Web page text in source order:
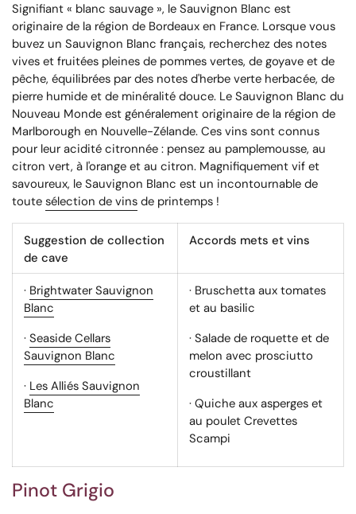
Signifiant « blanc sauvage », le Sauvignon Blanc est
originaire de la région de Bordeaux en France. Lorsque vous
buvez un Sauvignon Blanc français, recherchez des notes
vives et fruitées pleines de pommes vertes, de goyave et de
pêche, équilibrées par des notes d'herbe verte herbacée, de
pierre humide et de minéralité douce. Le Sauvignon Blanc du
Nouveau Monde est généralement originaire de la région de
Marlborough en Nouvelle-Zélande. Ces vins sont connus
pour leur acidité citronnée : pensez au pamplemousse, au
citron vert, à l'orange et au citron. Magnifiquement vif et
savoureux, le Sauvignon Blanc est un incontournable de
toute sélection de vins de printemps !
Suggestion de collection
de cave
Accords mets et vins
· Brightwater Sauvignon
Blanc
· Seaside Cellars
Sauvignon Blanc
· Les Alliés Sauvignon
Blanc
· Bruschetta aux tomates
et au basilic
· Salade de roquette et de
melon avec prosciutto
croustillant
· Quiche aux asperges et
au poulet Crevettes
Scampi
Pinot Grigio